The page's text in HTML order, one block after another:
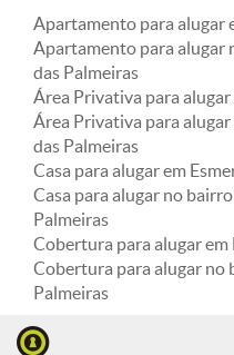
Apartamento para alugar
Apartamento para alugar
das Palmeiras
Área Privativa para alugar
Área Privativa para
das Palmeiras
Casa para alugar em
Casa para alugar no
Palmeiras
Cobertura para alugar em
Cobertura para alugar no
Palmeiras